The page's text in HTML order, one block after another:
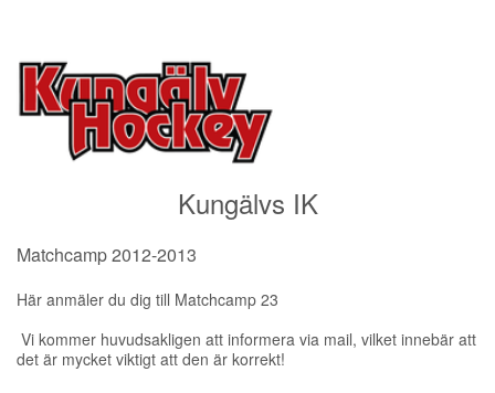
Kungälvs IK
Matchcamp 2012-2013
Här anmäler du dig till Matchcamp 23
Vi kommer huvudsakligen att informera via mail, vilket innebär att
det är mycket viktigt att den är korrekt!